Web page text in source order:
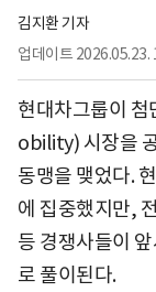
김지환 기자
업데이트 2026.05.23.
현대차그룹이
obility) 시장을
동맹을 맺었다.
에 집중했지만,
등 경쟁사들이
로 풀이된다.